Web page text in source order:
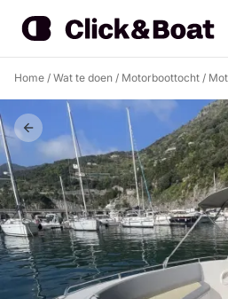
Home / Wat te doen / Motorboottocht /